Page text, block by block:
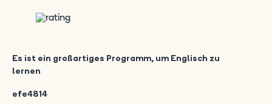
Es ist ein großartiges Programm, um Englisch zu
lernen
efe4814